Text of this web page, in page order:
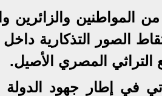
والزائرين
الصور التذكارية
التراثي المصري الأصيل.
في إطار جهود الدولة